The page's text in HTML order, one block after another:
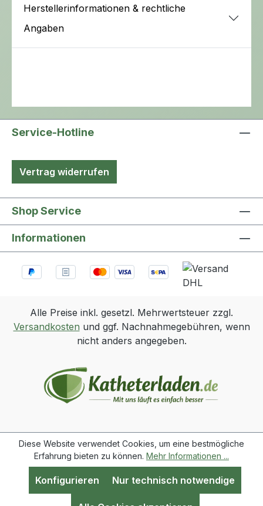
Herstellerinformationen & rechtliche
Angaben
Service-Hotline
Vertrag widerrufen
Shop Service
Informationen
Alle Preise inkl. gesetzl. Mehrwertsteuer zzgl.
Versandkosten und ggf. Nachnahmegebühren, wenn
nicht anders angegeben.
Werkzeugleiste anzeigen
Diese Website verwendet Cookies, um eine bestmögliche
Erfahrung bieten zu können. Mehr Informationen ...
Nur technisch notwendige
Konfigurieren